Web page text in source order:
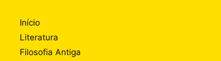
Início
Literatura
Filosofia Antiga